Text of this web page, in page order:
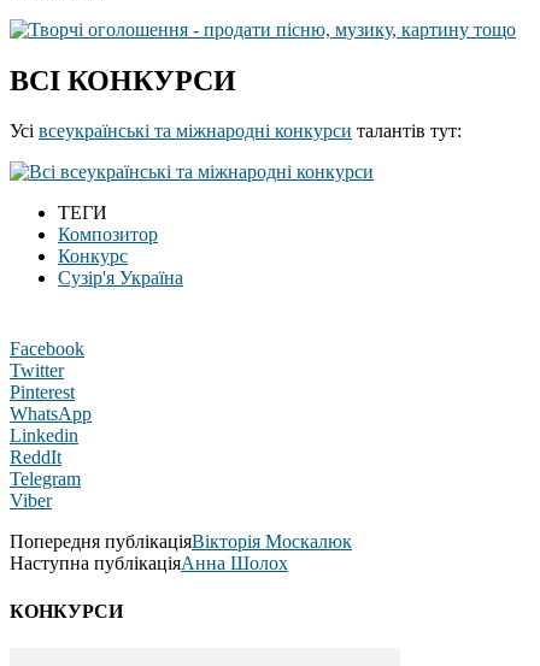
ВСІ КОНКУРСИ
Усі всеукраїнські та міжнародні конкурси талантів тут:
ТЕГИ
Композитор
Конкурс
Сузір'я Україна
Facebook
Twitter
Pinterest
WhatsApp
Linkedin
ReddIt
Telegram
Viber
Попередня публікаціяВікторія Москалюк
Наступна публікаціяАнна Шолох
КОНКУРСИ